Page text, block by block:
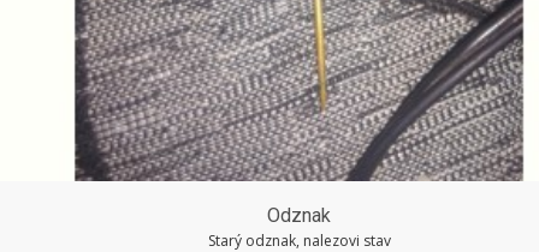
Odznak
Starý odznak, nalezovi stav